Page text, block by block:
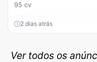
95 cv
2 dias atrás
Ver todos os